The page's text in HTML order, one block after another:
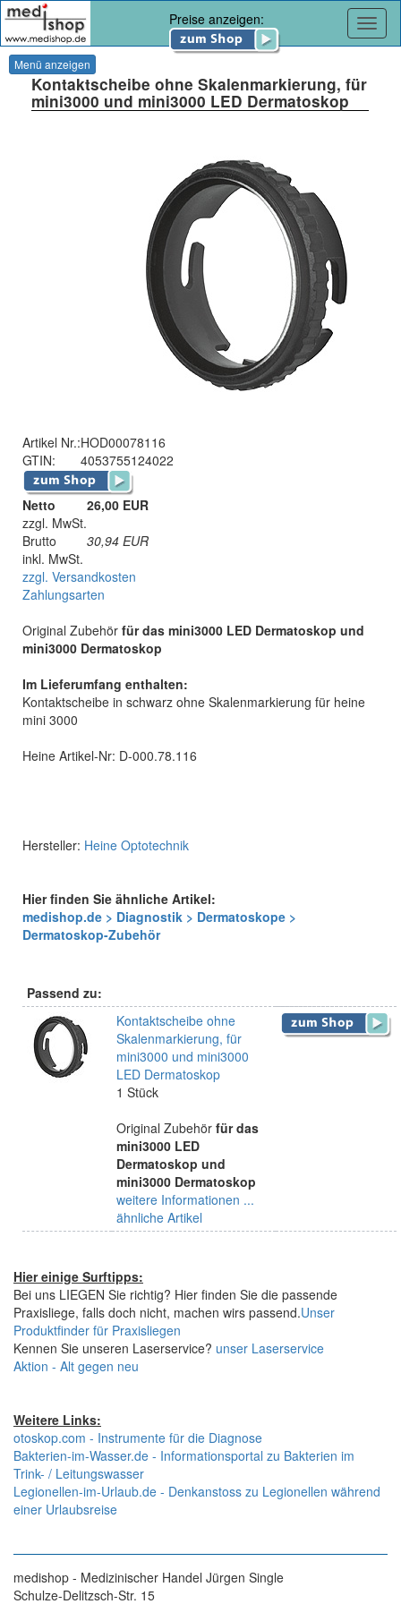
Preise anzeigen:
Menü anzeigen
Kontaktscheibe ohne Skalenmarkierung, für
mini3000 und mini3000 LED Dermatoskop
Artikel Nr.:HOD00078116
GTIN:
4053755124022
Netto
26,00 EUR
zzgl. MwSt.
Brutto
30,94 EUR
inkl. MwSt.
zzgl. Versandkosten
Zahlungsarten
Original Zubehör für das mini3000 LED Dermatoskop und
mini3000 Dermatoskop
Im Lieferumfang enthalten:
Kontaktscheibe in schwarz ohne Skalenmarkierung für heine
mini 3000
Heine Artikel-Nr: D-000.78.116
Hersteller: Heine Optotechnik
Hier finden Sie ähnliche Artikel:
medishop.de > Diagnostik > Dermatoskope >
Dermatoskop-Zubehör
Passend zu:
Kontaktscheibe ohne
Skalenmarkierung, für
mini3000 und mini3000
LED Dermatoskop
1 Stück
Original Zubehör für das
mini3000 LED
Dermatoskop und
mini3000 Dermatoskop
weitere Informationen ...
ähnliche Artikel
Hier einige Surftipps:
Bei uns LIEGEN Sie richtig? Hier finden Sie die passende
Praxisliege, falls doch nicht, machen wirs passend.Unser
Produktfinder für Praxisliegen
Kennen Sie unseren Laserservice? unser Laserservice
Aktion - Alt gegen neu
Weitere Links:
otoskop.com - Instrumente für die Diagnose
Bakterien-im-Wasser.de - Informationsportal zu Bakterien im
Trink- / Leitungswasser
Legionellen-im-Urlaub.de - Denkanstoss zu Legionellen während
einer Urlaubsreise
medishop - Medizinischer Handel Jürgen Single
Schulze-Delitzsch-Str. 15